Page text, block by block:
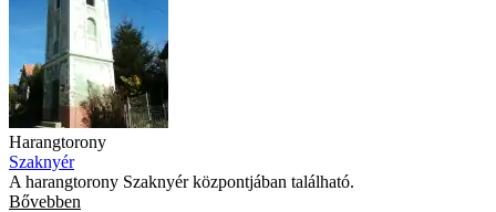
Harangtorony
Szaknyér
A harangtorony Szaknyér központjában található.
Bővebben